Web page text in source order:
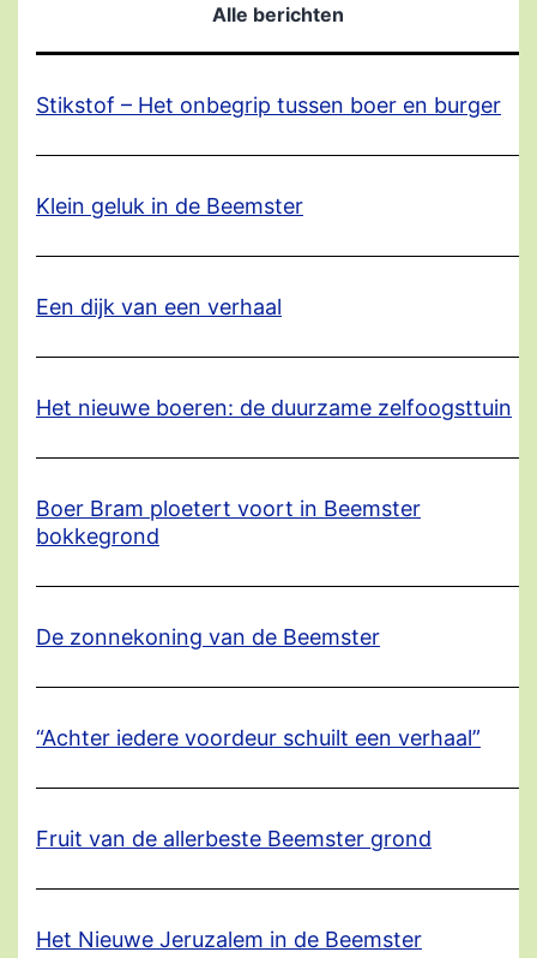
Alle berichten
Stikstof – Het onbegrip tussen boer en burger
Klein geluk in de Beemster
Een dijk van een verhaal
Het nieuwe boeren: de duurzame zelfoogsttuin
Boer Bram ploetert voort in Beemster
bokkegrond
De zonnekoning van de Beemster
“Achter iedere voordeur schuilt een verhaal”
Fruit van de allerbeste Beemster grond
Het Nieuwe Jeruzalem in de Beemster